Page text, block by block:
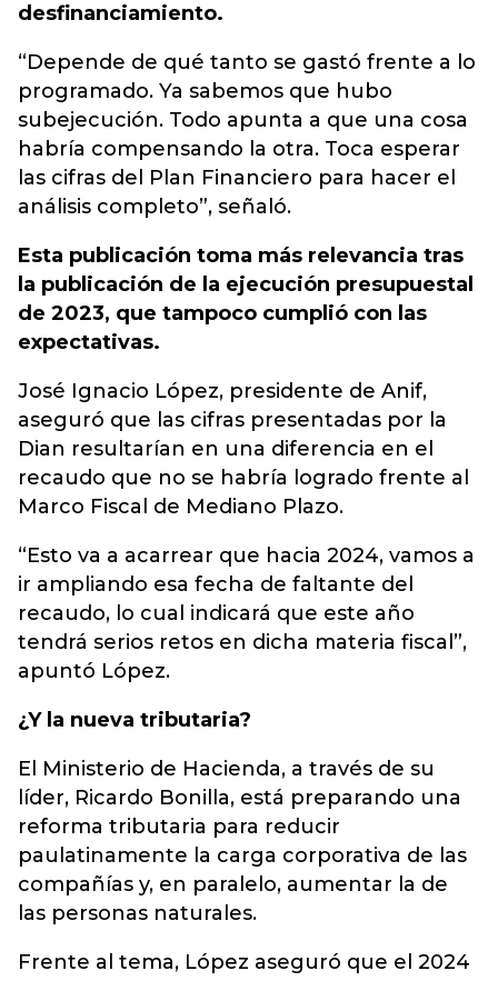
desfinanciamiento.
“Depende de qué tanto se gastó frente a lo
programado. Ya sabemos que hubo
subejecución. Todo apunta a que una cosa
habría compensando la otra. Toca esperar
las cifras del Plan Financiero para hacer el
análisis completo”, señaló.
Esta publicación toma más relevancia tras
la publicación de la ejecución presupuestal
de 2023, que tampoco cumplió con las
expectativas.
José Ignacio López, presidente de Anif,
aseguró que las cifras presentadas por la
Dian resultarían en una diferencia en el
recaudo que no se habría logrado frente al
Marco Fiscal de Mediano Plazo.
“Esto va a acarrear que hacia 2024, vamos a
ir ampliando esa fecha de faltante del
recaudo, lo cual indicará que este año
tendrá serios retos en dicha materia fiscal”,
apuntó López.
¿Y la nueva tributaria?
El Ministerio de Hacienda, a través de su
líder, Ricardo Bonilla, está preparando una
reforma tributaria para reducir
paulatinamente la carga corporativa de las
compañías y, en paralelo, aumentar la de
las personas naturales.
Frente al tema, López aseguró que el 2024